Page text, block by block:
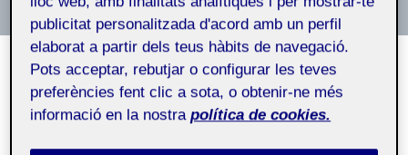
publicitat personalitzada d'acord amb un perfil
elaborat a partir dels teus hàbits de navegació.
Pots acceptar, rebutjar o configurar les teves
preferències fent clic a sota, o obtenir-ne més
informació en la nostra política de cookies.